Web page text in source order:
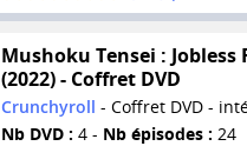
Mushoku Tensei :
(2022) - Coffret DVD
Crunchyroll - Coffret DVD -
Nb DVD : 4 - Nb épisodes : 24